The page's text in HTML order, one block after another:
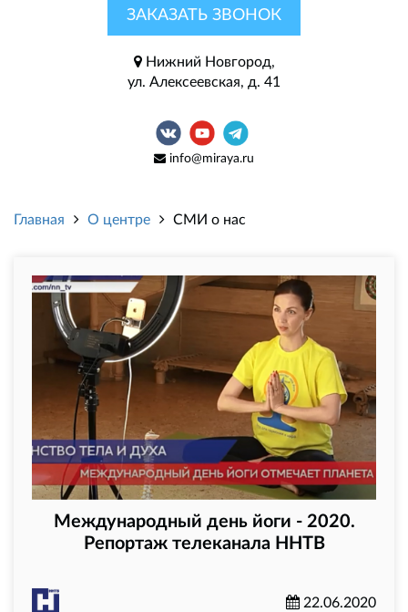
ЗАКАЗАТЬ ЗВОНОК
Нижний Новгород,
ул. Алексеевская, д. 41
info@miraya.ru
Главная О центре СМИ о нас
Международный день йоги - 2020.
Репортаж телеканала ННТВ
22.06.2020